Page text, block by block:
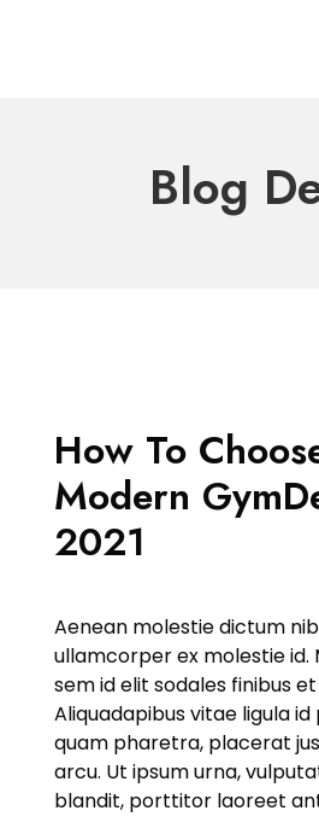
Blog
How To
Modern
2021
Aenean molestie dictum
ullamcorper ex molestie id.
sem id elit sodales finibus
Aliquadapibus vitae ligula
quam pharetra, placerat
arcu. Ut ipsum urna,
blandit, porttitor laoreet